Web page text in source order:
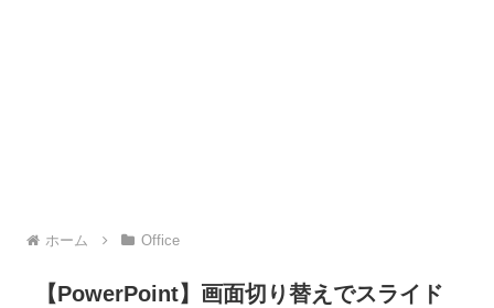
ホーム Office
【PowerPoint】画面切り替えでスライド